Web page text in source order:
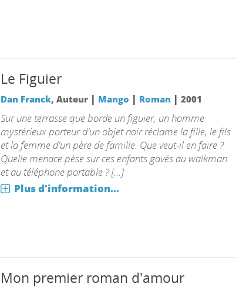
Le Figuier
Dan Franck, Auteur | Mango | Roman | 2001
Sur une terrasse que borde un figuier, un homme
mystérieux porteur d'un objet noir réclame la fille, le fils
et la femme d'un père de famille. Que veut-il en faire ?
Quelle menace pèse sur ces enfants gavés au walkman
et au téléphone portable ? [...]
Plus d'information...
Mon premier roman d'amour